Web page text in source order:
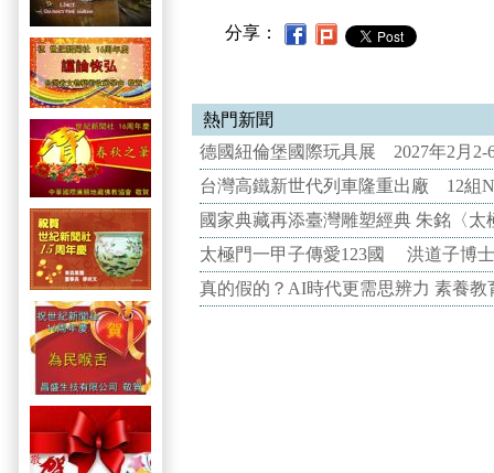
分享：
熱門新聞
德國紐倫堡國際玩具展 2027年2月2-
台灣高鐵新世代列車隆重出廠 12組
國家典藏再添臺灣雕塑經典 朱銘〈
太極門一甲子傳愛123國 洪道子博
真的假的？AI時代更需思辨力 素養